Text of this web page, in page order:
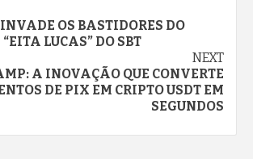
OS BASTIDORES DO
LUCAS” DO SBT
NEXT
A INOVAÇÃO QUE CONVERTE
DE PIX EM CRIPTO USDT EM
SEGUNDOS